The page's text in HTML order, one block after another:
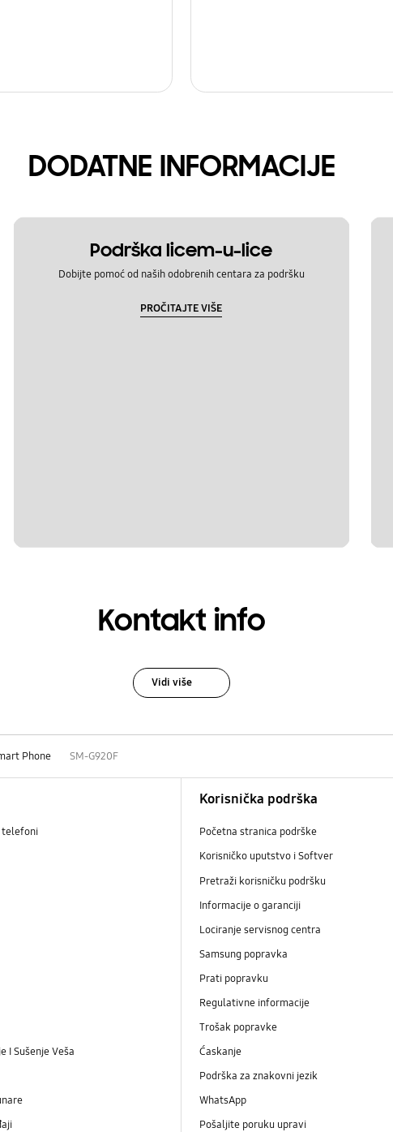
DODATNE INFORMACIJE
Podrška licem-u-lice
Dobijte pomoć od naših odobrenih centara za podršku
PROČITAJTE VIŠE
Kontakt info
Vidi više
Phone SM-G920F
telefoni
I Sušenje Veša
Korisnička podrška
Početna stranica podrške
Korisničko uputstvo i Softver
Pretraži korisničku podršku
Informacije o garanciji
Lociranje servisnog centra
Samsung popravka
Prati popravku
Regulativne informacije
Trošak popravke
Ćaskanje
Podrška za znakovni jezik
WhatsApp
Pošaljite poruku upravi